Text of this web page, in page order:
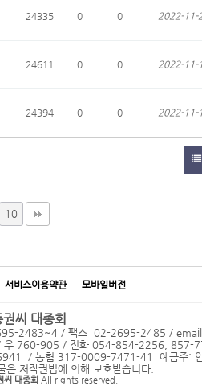
24335 0 0 2022-11-
24611 0 0 2022-11-
24394 0 0 2022-11-
10
서비스이용약관 모바일버전
권씨 대종회
2483~4 / 팩스: 02-2695-2485 /
/ 우 760-905 / 전화 054-854-2256,
/ 농협 317-0009-7471-41 예금주: 안
은 저작권법에 의해 보호받습니다.
씨 대종회 All rights reserved.